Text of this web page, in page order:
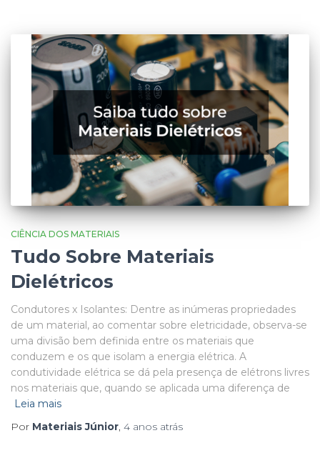
CIÊNCIA DOS MATERIAIS
Tudo Sobre Materiais
Dielétricos
Condutores x Isolantes: Dentre as inúmeras propriedades
de um material, ao comentar sobre eletricidade, observa-se
uma divisão bem definida entre os materiais que
conduzem e os que isolam a energia elétrica. A
condutividade elétrica se dá pela presença de elétrons livres
nos materiais que, quando se aplicada uma diferença de
Leia mais
Por Materiais Júnior, 4 anos atrás